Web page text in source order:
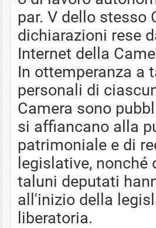
par. V dello stesso
dichiarazioni rese
Internet della
In ottemperanza a
personali di
Camera sono
si affiancano alla
patrimoniale e di
legislative,
taluni deputati
all'inizio della
liberatoria.